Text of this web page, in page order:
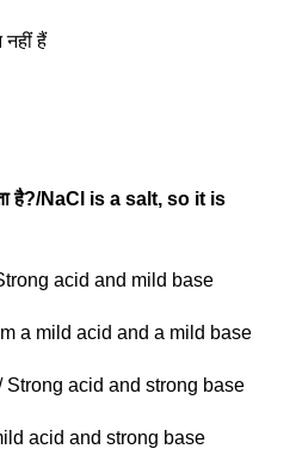
हैं
है?/NaCl is a salt, so it is
acid and mild base
a mild acid and a mild base
Strong acid and strong base
acid and strong base